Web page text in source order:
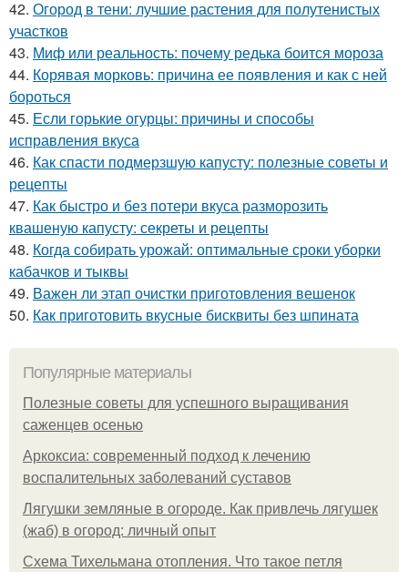
42. Огород в тени: лучшие растения для полутенистых
участков
43. Миф или реальность: почему редька боится мороза
44. Корявая морковь: причина ее появления и как с ней
бороться
45. Если горькие огурцы: причины и способы
исправления вкуса
46. Как спасти подмерзшую капусту: полезные советы и
рецепты
47. Как быстро и без потери вкуса разморозить
квашеную капусту: секреты и рецепты
48. Когда собирать урожай: оптимальные сроки уборки
кабачков и тыквы
49. Важен ли этап очистки приготовления вешенок
50. Как приготовить вкусные бисквиты без шпината
Популярные материалы
Полезные советы для успешного выращивания
саженцев осенью
Аркоксиа: современный подход к лечению
воспалительных заболеваний суставов
Лягушки земляные в огороде. Как привлечь лягушек
(жаб) в огород: личный опыт
Схема Тихельмана отопления. Что такое петля